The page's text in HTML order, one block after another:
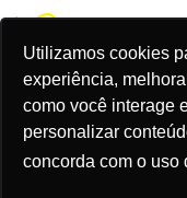
Utilizamos cookies
experiência,
como você interage
personalizar
concorda com o uso
DIA DE